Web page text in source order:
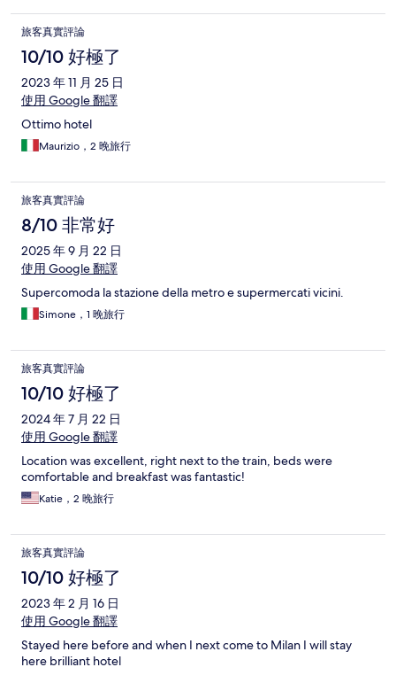
旅客真實評論
10/10 好極了
2023 年 11 月 25 日
使用 Google 翻譯
Ottimo hotel
Maurizio，2 晚旅行
旅客真實評論
8/10 非常好
2025 年 9 月 22 日
使用 Google 翻譯
Supercomoda la stazione della metro e supermercati vicini.
Simone，1 晚旅行
旅客真實評論
10/10 好極了
2024 年 7 月 22 日
使用 Google 翻譯
Location was excellent, right next to the train, beds were
comfortable and breakfast was fantastic!
Katie，2 晚旅行
旅客真實評論
10/10 好極了
2023 年 2 月 16 日
使用 Google 翻譯
Stayed here before and when I next come to Milan I will stay
here brilliant hotel